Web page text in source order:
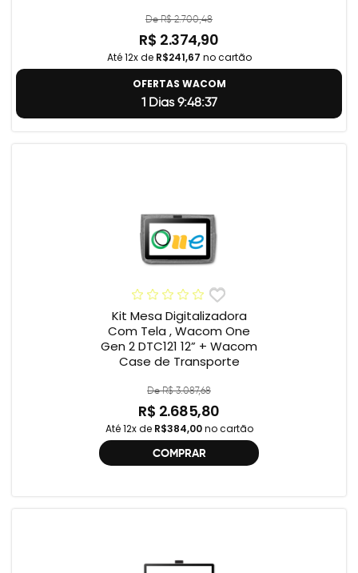
De R$ 2.700,48
R$ 2.374,90
Até 12x de R$241,67 no cartão
OFERTAS WACOM
1 Dias 9:48:36
Kit Mesa Digitalizadora
Com Tela , Wacom One
Gen 2 DTC121 12” + Wacom
Case de Transporte
De R$ 3.087,68
R$ 2.685,80
Até 12x de R$384,00no cartão
COMPRAR